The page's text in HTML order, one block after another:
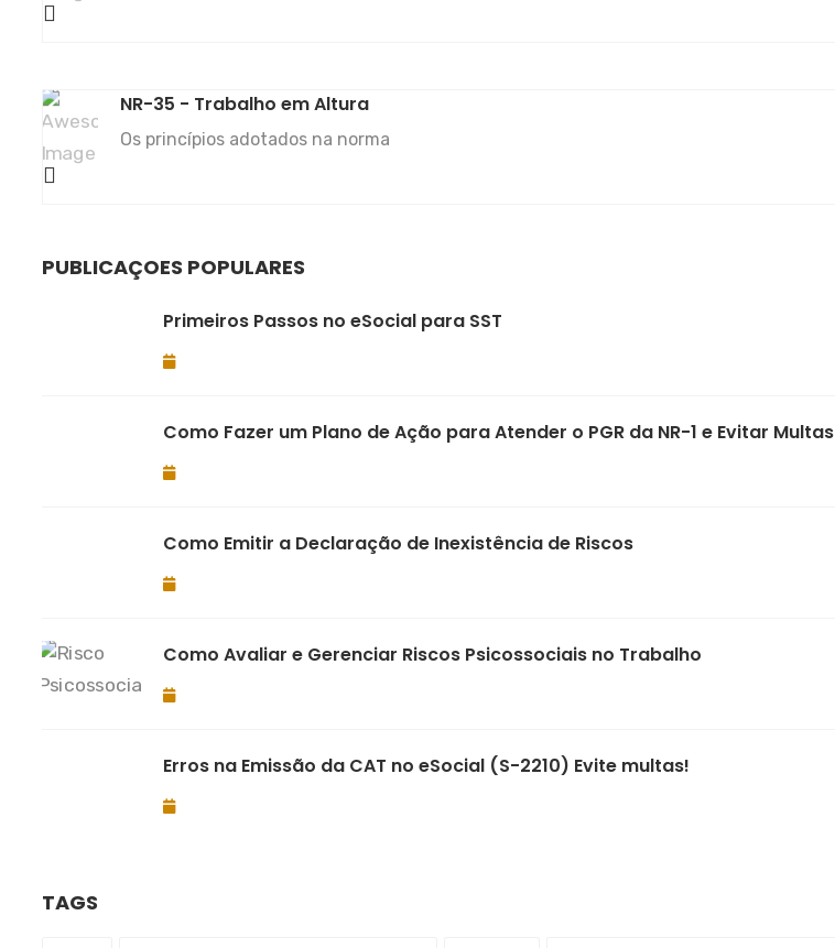
NR-35 - Trabalho em Altura
Os princípios adotados na norma
PUBLICAÇÕES POPULARES
Primeiros Passos no eSocial para SST
Como Fazer um Plano de Ação para Atender o PGR da NR-1 e Evitar Multas
Como Emitir a Declaração de Inexistência de Riscos
Como Avaliar e Gerenciar Riscos Psicossociais no Trabalho
Erros na Emissão da CAT no eSocial (S-2210) Evite multas!
TAGS